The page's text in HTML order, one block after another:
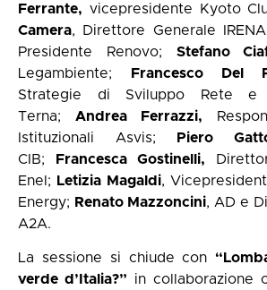
Ferrante, vicepresidente Kyoto
Camera, Direttore Generale
Presidente Renovo; Stefano
Legambiente;
Francesco Del
Strategie di Sviluppo Rete e
Terna; Andrea Ferrazzi,
Istituzionali Asvis;
Piero
CIB;
Francesca Gostinelli,
Enel;
Letizia Magaldi,
Energy; Renato Mazzoncini, AD e
A2A.
La sessione si chiude con
verde d’Italia?” in collaborazione